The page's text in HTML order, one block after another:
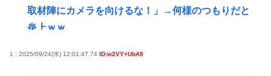
取材陣にカメラを向けるな！」→何様のつもりだと
炎上ｗｗ
1 : 2025/09/24(水) 12:01:47.74 ID:w2VY+UbA9